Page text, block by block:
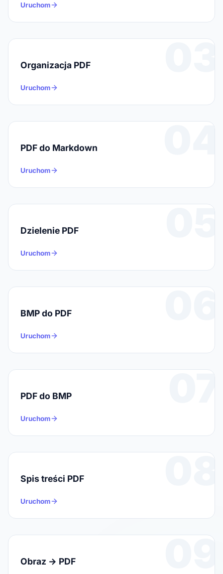
Uruchom
03
Organizacja PDF
Uruchom
04
PDF do Markdown
Uruchom
05
Dzielenie PDF
Uruchom
06
BMP do PDF
Uruchom
07
PDF do BMP
Uruchom
08
Spis treści PDF
Uruchom
09
Obraz → PDF